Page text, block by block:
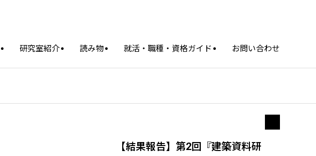
研究室紹介 読み物 就活・職種・資格ガイド お問い合わせ
【結果報告】第2回『建築資料研